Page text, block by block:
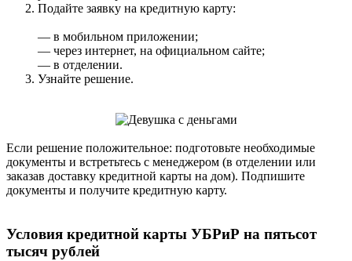
Подайте заявку на кредитную карту:
— в мобильном приложении;
— через интернет, на официальном сайте;
— в отделении.
Узнайте решение.
Если решение положительное: подготовьте необходимые
документы и встретьтесь с менеджером (в отделении или
заказав доставку кредитной карты на дом). Подпишите
документы и получите кредитную карту.
Условия кредитной карты УБРиР на пятьсот
тысяч рублей